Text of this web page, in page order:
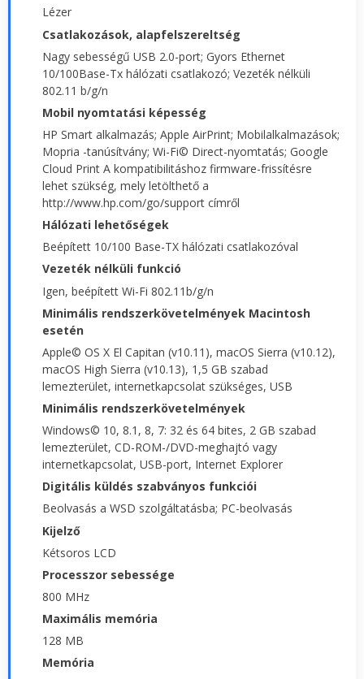
Lézer
Csatlakozások, alapfelszereltség
Nagy sebességű USB 2.0-port; Gyors Ethernet
10/100Base-Tx hálózati csatlakozó; Vezeték nélküli
802.11 b/g/n
Mobil nyomtatási képesség
HP Smart alkalmazás; Apple AirPrint; Mobilalkalmazások;
Mopria -tanúsítvány; Wi-Fi© Direct-nyomtatás; Google
Cloud Print A kompatibilitáshoz firmware-frissítésre
lehet szükség, mely letölthető a
http://www.hp.com/go/support címről
Hálózati lehetőségek
Beépített 10/100 Base-TX hálózati csatlakozóval
Vezeték nélküli funkció
Igen, beépített Wi-Fi 802.11b/g/n
Minimális rendszerkövetelmények Macintosh
esetén
Apple© OS X El Capitan (v10.11), macOS Sierra (v10.12),
macOS High Sierra (v10.13), 1,5 GB szabad
lemezterület, internetkapcsolat szükséges, USB
Minimális rendszerkövetelmények
Windows© 10, 8.1, 8, 7: 32 és 64 bites, 2 GB szabad
lemezterület, CD-ROM-/DVD-meghajtó vagy
internetkapcsolat, USB-port, Internet Explorer
Digitális küldés szabványos funkciói
Beolvasás a WSD szolgáltatásba; PC-beolvasás
Kijelző
Kétsoros LCD
Processzor sebessége
800 MHz
Maximális memória
128 MB
Memória